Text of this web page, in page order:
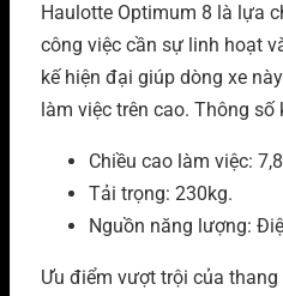
Haulotte Optimum 8 là lựa
công việc cần sự linh hoạt
kế hiện đại giúp dòng xe
làm việc trên cao. Thông
Chiều cao làm việc:
Tải trọng: 230kg.
Nguồn năng lượng:
Ưu điểm vượt trội của